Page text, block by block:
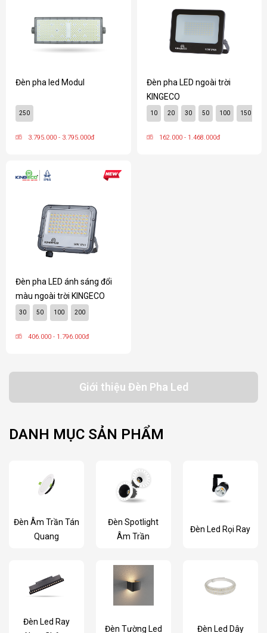
Đèn pha led Modul
250
3.795.000 - 3.795.000đ
Đèn pha LED ngoài trời
KINGECO
10 20 30 50 100 150
162.000 - 1.468.000đ
Đèn pha LED ánh sáng đổi
màu ngoài trời KINGECO
30 50 100 200
406.000 - 1.796.000đ
Giới thiệu Đèn Pha Led
DANH MỤC SẢN PHẨM
Đèn Âm Trần Tán
Quang
Đèn Spotlight
Âm Trần
Đèn Led Rọi Ray
Đèn Led Ray
Đèn Tường Led Đèn Led Dây